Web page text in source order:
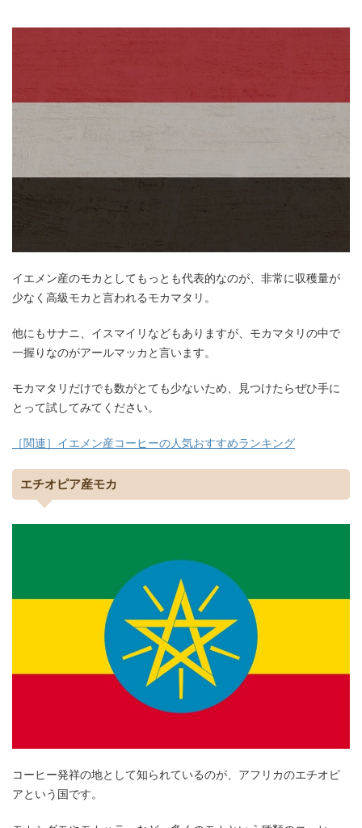
イエメン産のモカとしてもっとも代表的なのが、非常に収穫量が
少なく高級モカと言われるモカマタリ。
他にもサナニ、イスマイリなどもありますが、モカマタリの中で
一握りなのがアールマッカと言います。
モカマタリだけでも数がとても少ないため、見つけたらぜひ手に
とって試してみてください。
［関連］イエメン産コーヒーの人気おすすめランキング
エチオピア産モカ
コーヒー発祥の地として知られているのが、アフリカのエチオピ
アという国です。